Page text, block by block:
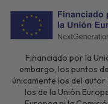
Financiado por la
embargo, los puntos
únicamente los del
los de la Unión